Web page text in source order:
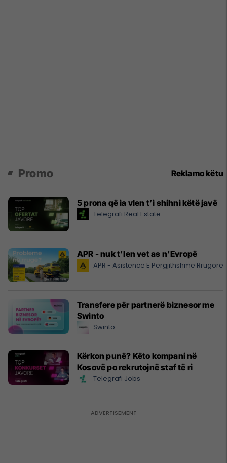
Promo Reklamo këtu
5 prona që ia vlen t’i shihni këtë javë
Telegrafi Real Estate
APR - nuk t’len vet as n’Evropë
APR - Asistencë E Përgjithshme Rrugore
Transfere për partnerë biznesor me
Swinto
Swinto
Kërkon punë? Këto kompani në
Kosovë po rekrutojnë staf të ri
Telegrafi Jobs